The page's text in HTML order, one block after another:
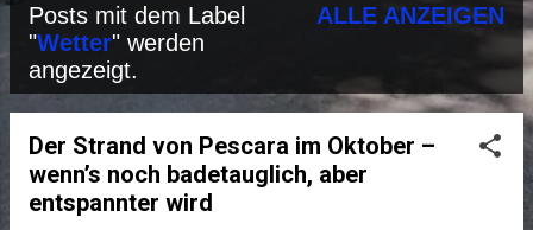
P
o
s
Posts mit dem Label
"Wetter" werden
angezeigt.
ALLE ANZEIGEN
Der Strand von Pescara im Oktober –
wenn’s noch badetauglich, aber
entspannter wird